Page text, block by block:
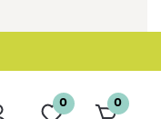
0 0